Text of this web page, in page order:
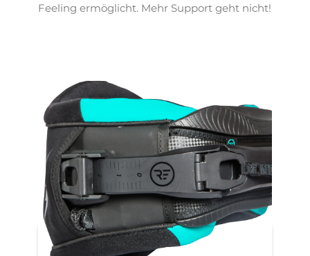
Feeling ermöglicht. Mehr Support geht nicht!